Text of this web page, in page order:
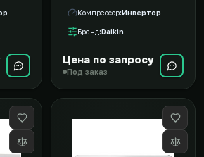
Компрессор Инвертор
Бренд Daikin
Цена по запросу
Под заказ